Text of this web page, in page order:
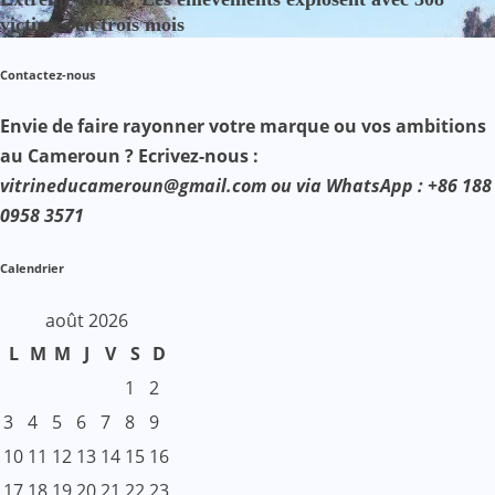
victimes en trois mois
Contactez-nous
Envie de faire rayonner votre marque ou vos ambitions
au Cameroun ? Ecrivez-nous :
vitrineducameroun@gmail.com ou via WhatsApp : +86 188
0958 3571
Calendrier
août 2026
L M M J V S D
1
2
3 4 5 6 7 8 9
10 11 12 13 14 15 16